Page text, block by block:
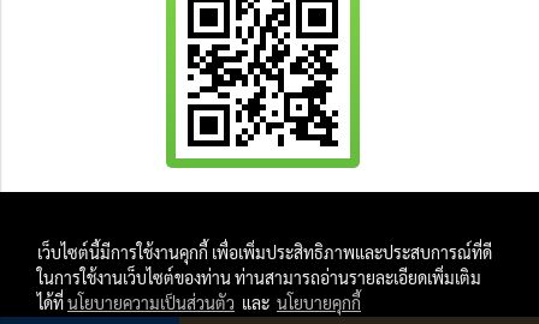
And
All Photo in this website were taken by
เว็บไซต์นี้มีการใช้งานคุกกี้ เพื่อเพิ่มประสิทธิภาพและประสบการณ์ที่ดี
ในการใช้งานเว็บไซต์ของท่าน ท่านสามารถอ่านรายละเอียดเพิ่มเติม
ได้ที่นโยบายความเป็นส่วนตัว และ นโยบายคุกกี้